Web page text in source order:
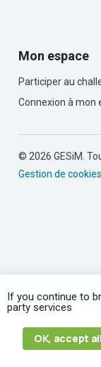
Mon espace
Participer au
Connexion à mon
© 2026 GESiM.
Gestion de cookies
If you continue to
party services
OK, accept all